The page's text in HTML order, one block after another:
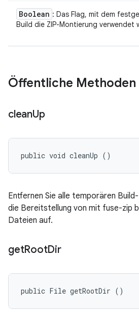
Boolean : Das Flag, mit dem
Build die ZIP-Montierung verwendet
Öffentliche Methoden
cleanUp
public void cleanUp ()
Entfernen Sie alle temporären
die Bereitstellung von mit fuse-zip
Dateien auf.
getRootDir
public File getRootDir ()